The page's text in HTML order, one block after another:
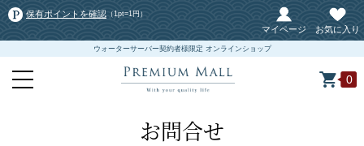
保有ポイントを確認 （1pt=1円）
マイページ お気に入り
ウォーターサーバー契約者様限定 オンラインショップ
0
お問合せ